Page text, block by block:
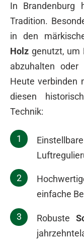
In Brandenburg
Tradition.
in den
Holz genutzt, um
abzuhalten oder
Heute verbinden
diesen
Technik:
einfache
Robuste